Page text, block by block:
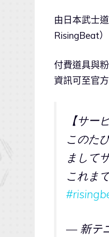
由日本武士
RisingBeat
付費道具與
資訊可至官
【サー
このた
まして
これま
— 新テ